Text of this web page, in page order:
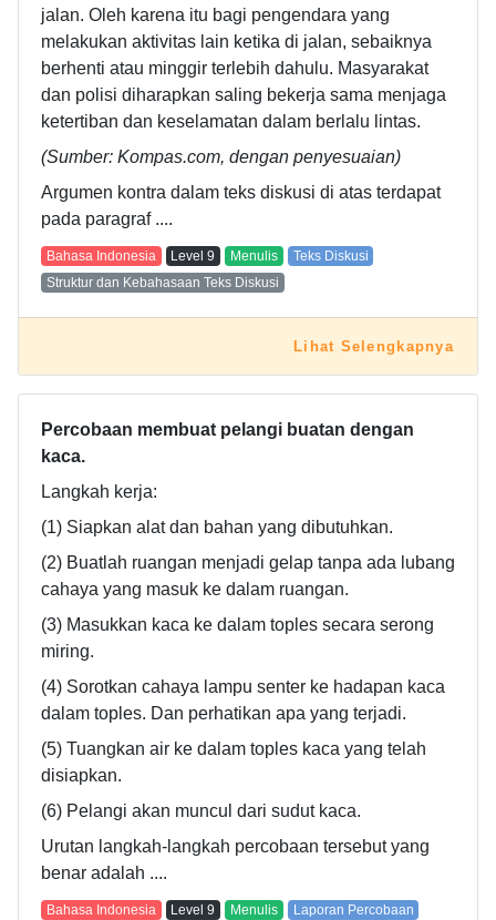
jalan. Oleh karena itu bagi pengendara yang
melakukan aktivitas lain ketika di jalan, sebaiknya
berhenti atau minggir terlebih dahulu. Masyarakat
dan polisi diharapkan saling bekerja sama menjaga
ketertiban dan keselamatan dalam berlalu lintas.
(Sumber: Kompas.com, dengan penyesuaian)
Argumen kontra dalam teks diskusi di atas terdapat
pada paragraf ....
Bahasa Indonesia Level 9 Menulis
Teks Diskusi
Struktur dan Kebahasaan Teks Diskusi
Lihat Selengkapnya
Percobaan membuat pelangi buatan dengan
kaca.
Langkah kerja:
(1) Siapkan alat dan bahan yang dibutuhkan.
(2) Buatlah ruangan menjadi gelap tanpa ada lubang
cahaya yang masuk ke dalam ruangan.
(3) Masukkan kaca ke dalam toples secara serong
miring.
(4) Sorotkan cahaya lampu senter ke hadapan kaca
dalam toples. Dan perhatikan apa yang terjadi.
(5) Tuangkan air ke dalam toples kaca yang telah
disiapkan.
(6) Pelangi akan muncul dari sudut kaca.
Urutan langkah-langkah percobaan tersebut yang
benar adalah ....
Bahasa Indonesia Level 9 Menulis
Laporan Percobaan